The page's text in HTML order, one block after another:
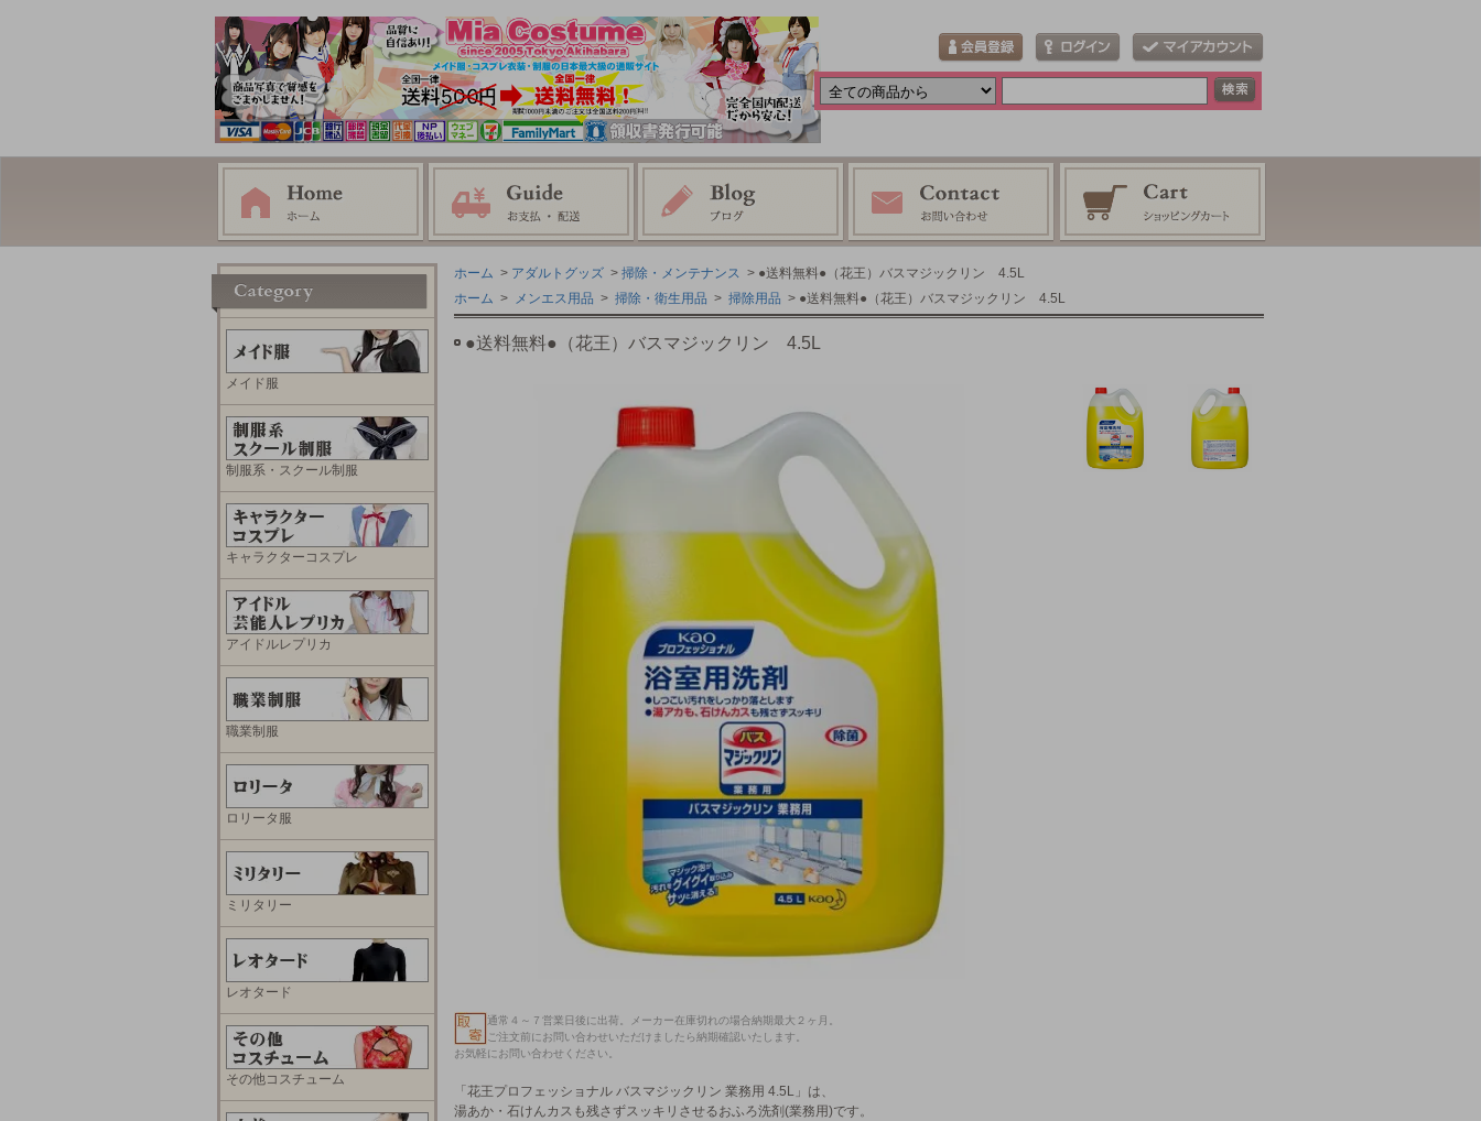
ホーム > アダルトグッズ > 掃除・メンテナンス > ●送料無料●（花王）バスマジックリン 4.5L
ホーム > メンエス用品 > 掃除・衛生用品 > 掃除用品 > ●送料無料●（花王）バスマジックリン 4.5L
●送料無料●（花王）バスマジックリン 4.5L
通常４～７営業日後に出荷。メーカー在庫切れの場合納期最大２ヶ月。
ご注文前にお問い合わせいただけましたら納期確認いたします。
お気軽にお問い合わせください。
「花王プロフェッショナル バスマジックリン 業務用 4.5L」は、
湯あか・石けんカスも残さずスッキリさせるおふろ洗剤(業務用)です。
メイド服
制服系・スクール制服
キャラクターコスプレ
アイドルレプリカ
職業制服
ロリータ服
ミリタリー
レオタード
その他コスチューム